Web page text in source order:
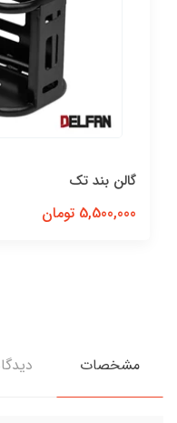
گالن بند تک
5,500,000 تومان
مشخصات